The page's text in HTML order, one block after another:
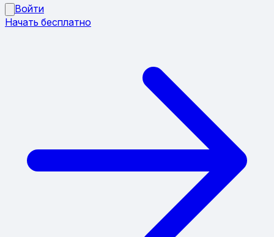
Войти
Начать бесплатно